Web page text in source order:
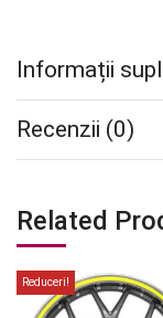
Informații
Recenzii (0)
Related
Reduceri!